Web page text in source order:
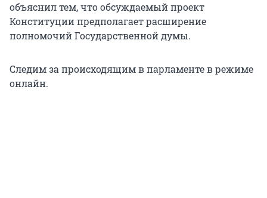
объяснил тем, что обсуждаемый проект
Конституции предполагает расширение
полномочий Государственной думы.
Следим за происходящим в парламенте в режиме
онлайн.